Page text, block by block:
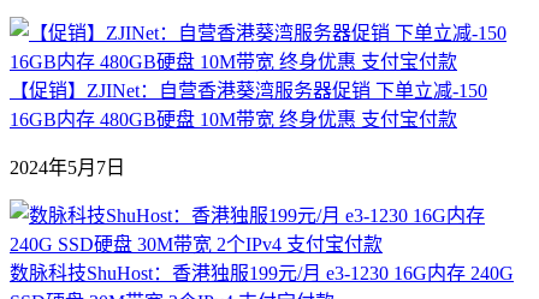
【促销】ZJINet：自营香港葵湾服务器促销 下单立减-150
16GB内存 480GB硬盘 10M带宽 终身优惠 支付宝付款
2024年5月7日
数脉科技ShuHost：香港独服199元/月 e3-1230 16G内存 240G